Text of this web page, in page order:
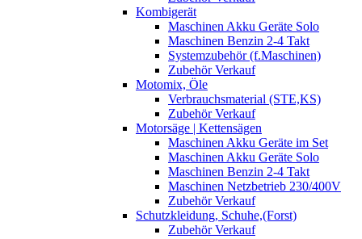
Kombigerät
Maschinen Akku Geräte Solo
Maschinen Benzin 2-4 Takt
Systemzubehör (f.Maschinen)
Zubehör Verkauf
Motomix, Öle
Verbrauchsmaterial (STE,KS)
Zubehör Verkauf
Motorsäge | Kettensägen
Maschinen Akku Geräte im Set
Maschinen Akku Geräte Solo
Maschinen Benzin 2-4 Takt
Maschinen Netzbetrieb 230/400V
Zubehör Verkauf
Schutzkleidung, Schuhe,(Forst)
Zubehör Verkauf